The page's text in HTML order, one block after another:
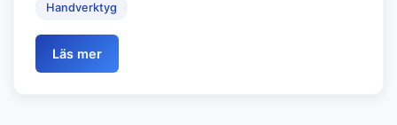
Handverktyg
Läs mer